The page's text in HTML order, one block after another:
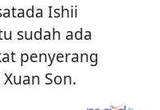
Ishii
sudah ada
penyerang
Son.